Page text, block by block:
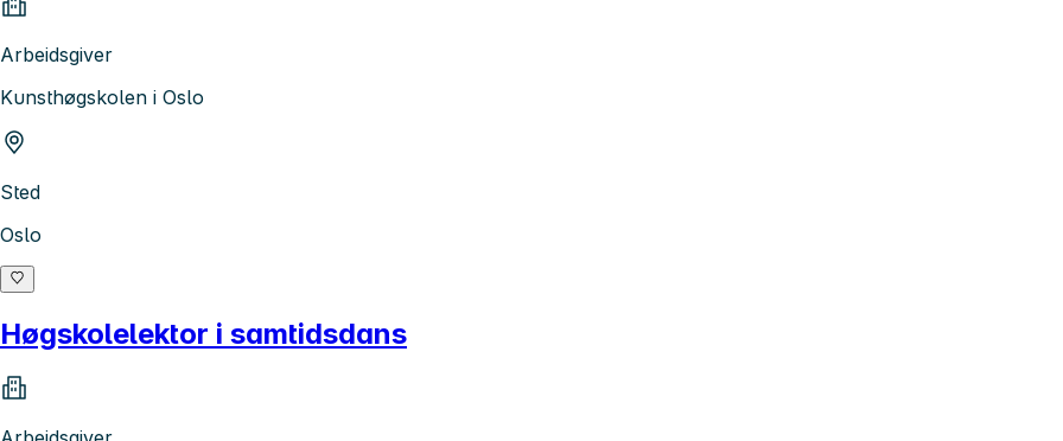
Arbeidsgiver
Kunsthøgskolen i Oslo
Sted
Oslo
Høgskolelektor i samtidsdans